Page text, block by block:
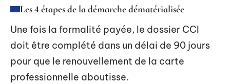
Les 4 étapes de la démarche dématérialisée
Une fois la formalité payée, le dossier CCI
doit être complété dans un délai de 90 jours
pour que le renouvellement de la carte
professionnelle aboutisse.